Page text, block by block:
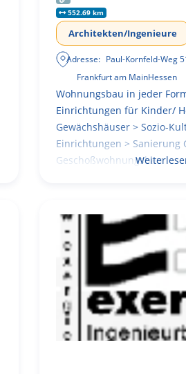
552.69 km
Architekten/Ingenieure
Adresse: Paul-Kornfeld-Weg
Frankfurt am MainHessen
Wohnungsbau in jeder
Einrichtungen für Kinder/
Gewächshäuser > Sozio-
Einrichtungen > Sanierung
Geschoßwohnungsbau